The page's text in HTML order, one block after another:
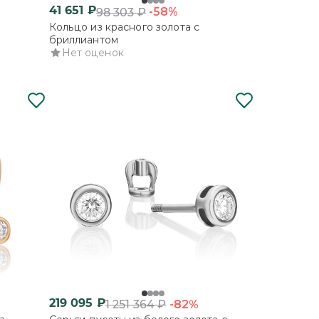
41 651 ₽98 303₽ -58%
Кольцо из красного золота с
бриллиантом
Нет оценок
219 095 ₽1 251 364₽ -82%